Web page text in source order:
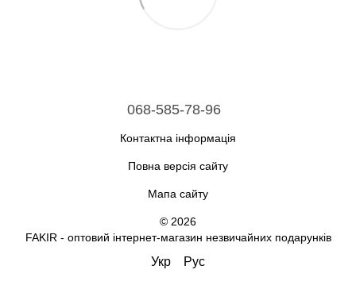
068-585-78-96
Контактна інформація
Повна версія сайту
Мапа сайту
© 2026
FAKIR - оптовий інтернет-магазин незвичайних подарунків
Укр Рус